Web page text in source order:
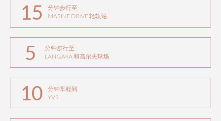
15
分钟步行至
MARINE DRIVE 轻轨站
5
分钟步行至
LANGARA 和高尔夫球场
10
分钟车程到
YVR